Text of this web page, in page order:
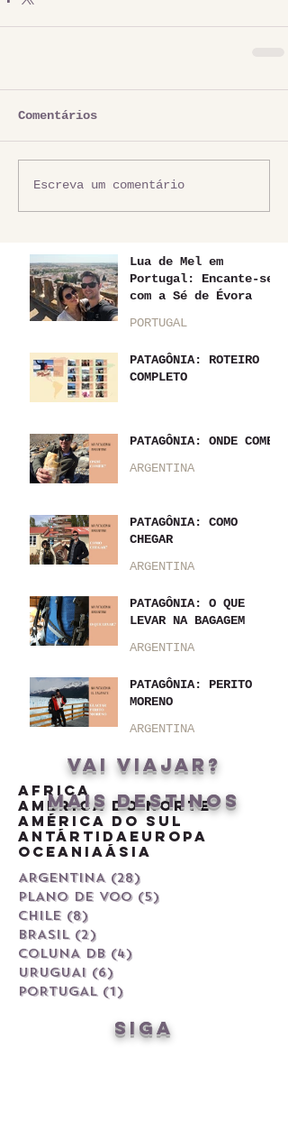
Comentários
Escreva um comentário
Lua de Mel em
Portugal: Encante-se
com a Sé de Évora
PORTUGAL
PATAGÔNIA: ROTEIRO
COMPLETO
PATAGÔNIA: ONDE COMER
ARGENTINA
PATAGÔNIA: COMO
CHEGAR
ARGENTINA
PATAGÔNIA: O QUE
LEVAR NA BAGAGEM
ARGENTINA
PATAGÔNIA: PERITO
MORENO
ARGENTINA
vai viajar?
Africa
América do Norte
América do Sul
Antártida Europa
Oceania Ásia
MAIS DESTINOS
ARGENTINA (28)
PLANO DE VOO (5)
CHILE (8)
BRASIL (2)
COLUNA DB (4)
URUGUAI (6)
PORTUGAL (1)
siga